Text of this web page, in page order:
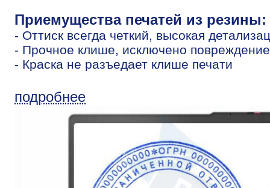
Приемущества печатей из резины:
- Оттиск всегда четкий, высокая
- Прочное клише, исключено
- Краска не разъедает клише печати
подробнее